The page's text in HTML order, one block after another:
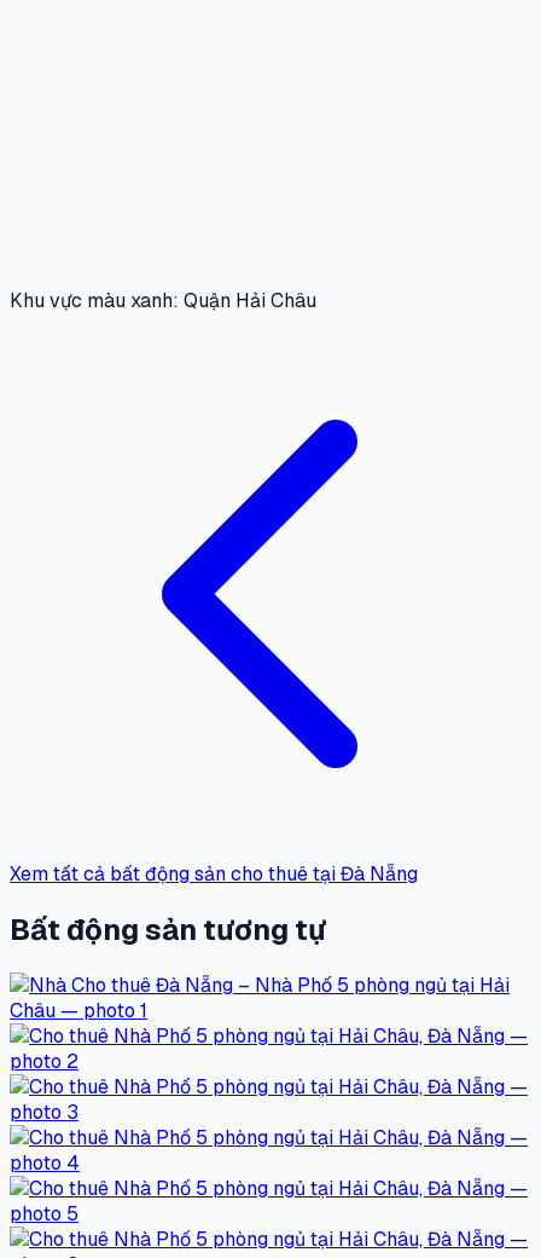
Khu vực màu xanh: Quận Hải Châu
Xem tất cả bất động sản cho thuê tại Đà Nẵng
Bất động sản tương tự